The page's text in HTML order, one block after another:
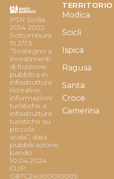
PSR Sicilia
2014-2022
Sottomisura
19.2/7.5
“Sostegno a
investimenti
di fruizione
pubblica in
infrastrutture
ricreative,
informazioni
turistiche e
infrastrutture
turistiche su
piccola
scala”, data
pubblicazione
bando
10.04.2024.
CUP:
G87C24000010009
TERRITORIO
Modica
Scicli
Ispica
Ragusa
Santa
Croce
Camerina